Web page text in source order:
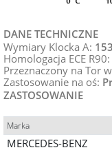
DANE TECHNICZNE
Wymiary Klocka A:
Homologacja ECE R90:
Przeznaczony na Tor
Zastosowanie na oś:
ZASTOSOWANIE
Marka
MERCEDES-BENZ